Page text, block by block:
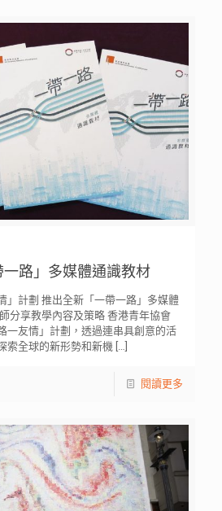
路」多媒體通識教材
」計劃 推出全新「一帶一路」多媒體
分享教學內容及策略 香港青年協會
一友情」計劃，透過連串具創意的活
索全球的新形勢和新機[…]
閱讀更多